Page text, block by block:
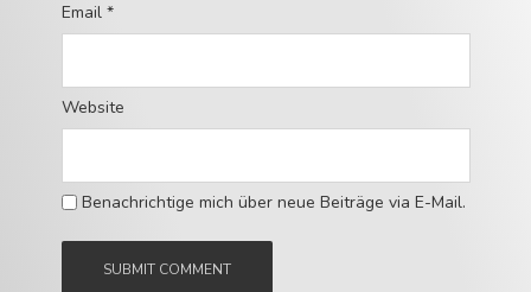
Email *
Website
Benachrichtige mich über neue Beiträge via E-Mail.